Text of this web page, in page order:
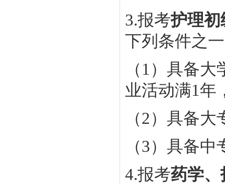
3.报考护理初
下列条件之
（1）具备
业活动满1年
（2）具备
（3）具备
4.报考药学、